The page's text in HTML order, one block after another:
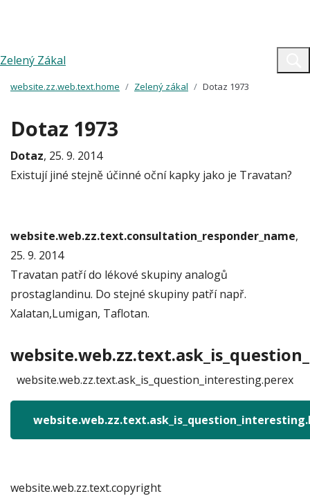
Zelený Zákal
website.zz.web.text.home Zelený zákal Dotaz 1973
Dotaz 1973
Dotaz, 25. 9. 2014
Existují jiné stejně účinné oční kapky jako je Travatan?
website.web.zz.text.consultation_responder_name,
25. 9. 2014
Travatan patří do lékové skupiny analogů
prostaglandinu. Do stejné skupiny patří např.
Xalatan,Lumigan, Taflotan.
website.web.zz.text.ask_is_question_interesting.perex
website.web.zz.text.copyright